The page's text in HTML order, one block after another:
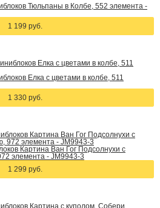
Тюльпаны в Колбе, 552 элемента -
1 199 руб.
Елка с цветами в колбе, 511
1 330 руб.
Картина Ван Гог Подсолнухи с
элемента - JM9943-3
1 299 руб.